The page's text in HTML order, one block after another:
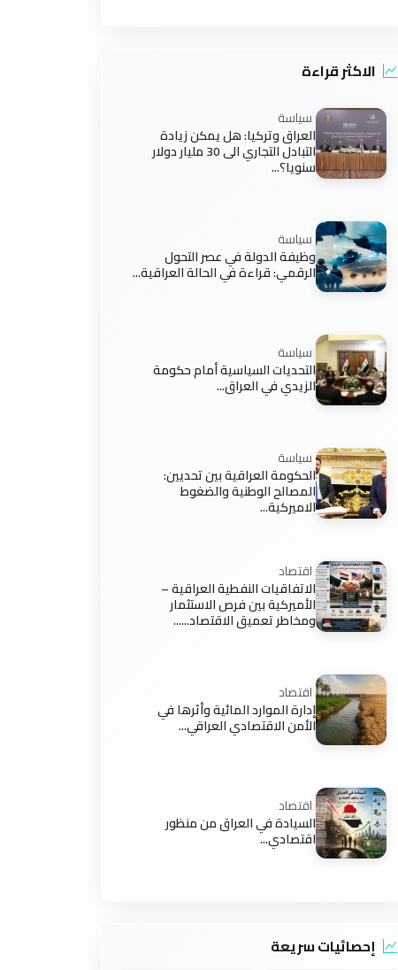
الاكثر قراءة
سياسة
العراق وتركيا: هل يمكن زيادة
التبادل التجاري الى 30 مليار دولار
سنويا؟...
سياسة
وظيفة الدولة في عصر التحول
الرقمي: قراءة في الحالة العراقية...
سياسة
التحديات السياسية أمام حكومة
الزيدي في العراق...
سياسة
الحكومة العراقية بين تحديين:
المصالح الوطنية والضغوط
الاميركية...
اقتصاد
الاتفاقيات النفطية العراقية –
الأميركية بين فرص الاستثمار
ومخاطر تعميق الاقتصاد......
اقتصاد
إدارة الموارد المائية وأثرها في
الأمن الاقتصادي العراقي...
اقتصاد
السيادة في العراق من منظور
اقتصادي...
إحصائيات سريعة